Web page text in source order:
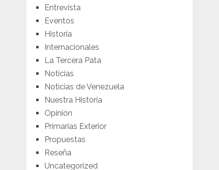
Entrevista
Eventos
Historia
Internacionales
La Tercera Pata
Noticias
Noticias de Venezuela
Nuestra Historia
Opinión
Primarias Exterior
Propuestas
Reseña
Uncategorized